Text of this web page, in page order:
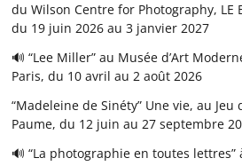
du Wilson Centre for Photography, LE
du 19 juin 2026 au 3 janvier 2027
🔊 “Lee Miller” au Musée d’Art
Paris, du 10 avril au 2 août 2026
“Madeleine de Sinéty” Une vie, au Jeu
Paume, du 12 juin au 27 septembre
🔊 “La photographie en toutes lettres”